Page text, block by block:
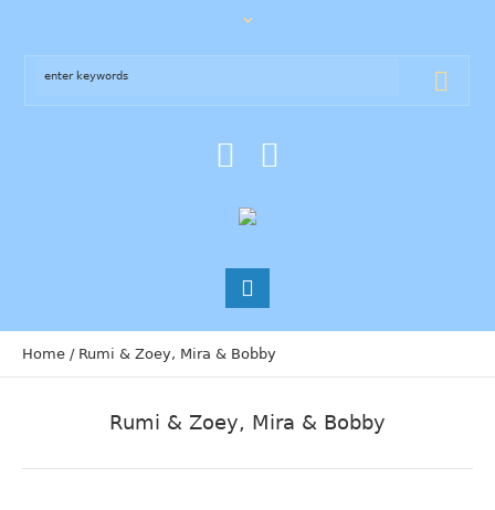
Home / Rumi & Zoey, Mira & Bobby
Rumi & Zoey, Mira & Bobby